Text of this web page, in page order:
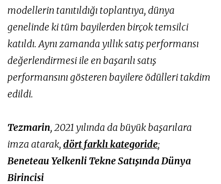
modellerin tanıtıldığı toplantıya, dünya
genelinde ki tüm bayilerden birçok temsilci
katıldı. Aynı zamanda yıllık satış performansı
değerlendirmesi ile en başarılı satış
performansını gösteren bayilere ödülleri takdim
edildi.
Tezmarin, 2021 yılında da büyük başarılara
imza atarak, dört farklı kategoride;
Beneteau Yelkenli Tekne Satışında Dünya
Birincisi